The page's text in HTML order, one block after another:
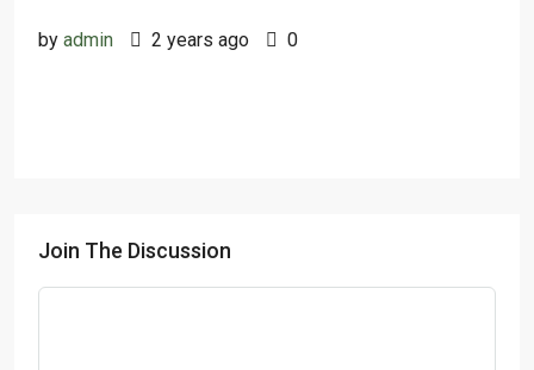
by admin 2 years ago 0
Join The Discussion